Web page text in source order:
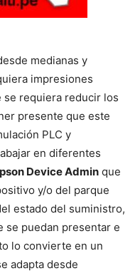
medianas y
impresiones
se requiera reducir los
presente que este
PLC y
en diferentes
Device Admin que
y/o del parque
estado del suministro,
se puedan presentar e
lo convierte en un
adapta desde